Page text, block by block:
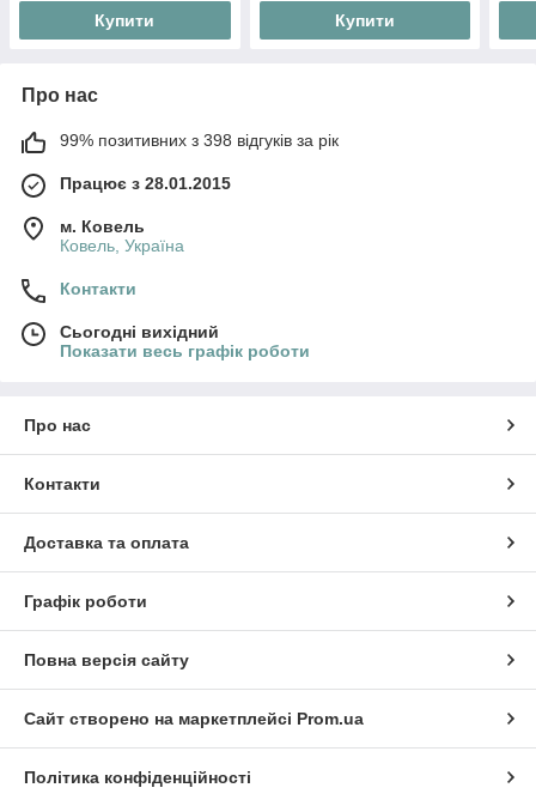
Купити Купити
Про нас
99% позитивних з 398 відгуків за рік
Працює з 28.01.2015
м. Ковель
Ковель, Україна
Контакти
Сьогодні вихідний
Показати весь графік роботи
Про нас
Контакти
Доставка та оплата
Графік роботи
Повна версія сайту
Сайт створено на маркетплейсі Prom.ua
Політика конфіденційності